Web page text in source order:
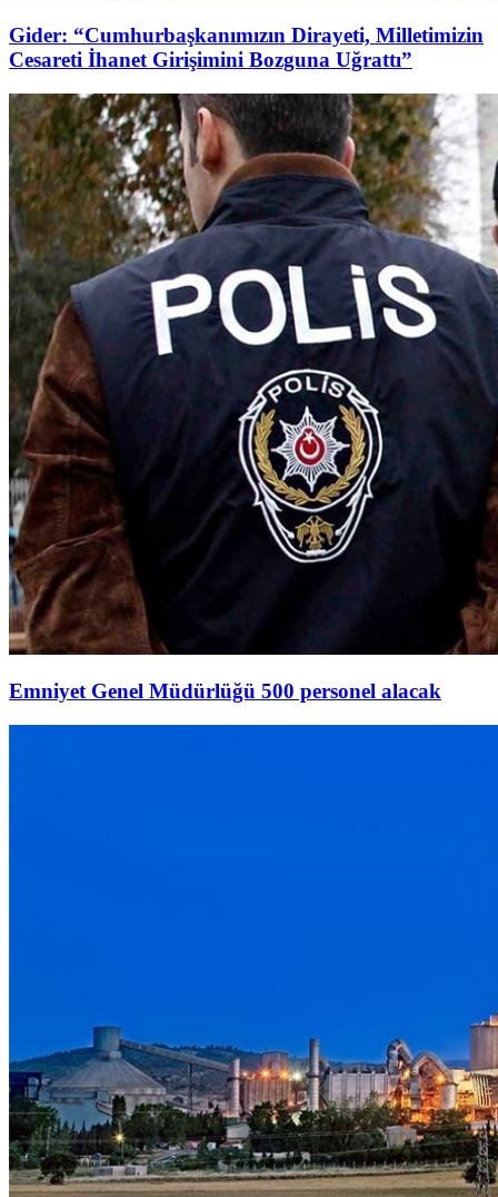
Gider: “Cumhurbaşkanımızın Dirayeti, Milletimizin
Cesareti İhanet Girişimini Bozguna Uğrattı”
Emniyet Genel Müdürlüğü 500 personel alacak